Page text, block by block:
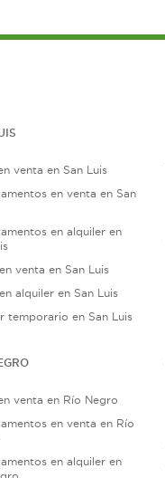
venta en San Luis
en venta en San
en alquiler en
venta en San Luis
alquiler en San Luis
temporario en San Luis
venta en Río Negro
en venta en Río
en alquiler en